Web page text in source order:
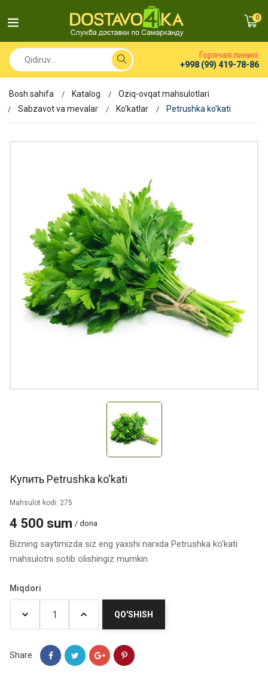
0
Горячая линия:
+998 (99) 419-78-86
Bosh sahifa Katalog
Oziq-ovqat mahsulotlari
Sabzavot va mevalar
Ko'katlar Petrushka ko'kati
Купить Petrushka ko'kati
Mahsulot kodi: 275
4 500 sum / dona
Bizning saytimizda siz eng yaxshi narxda Petrushka ko'kati
mahsulotni sotib olishingiz mumkin
Miqdori
QO'SHISH
Share